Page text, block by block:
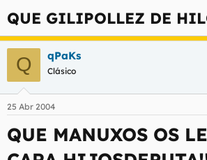
QUE GILIPOLLEZ DE
Q qPaKs
Clásico
25 Abr 2004
QUE MANUXOS OS